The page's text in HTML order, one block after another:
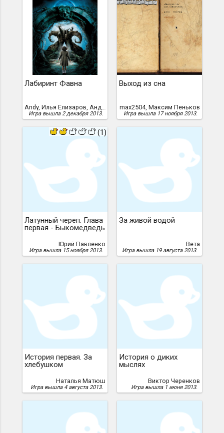
Лабиринт Фавна
Andy, Илья Елизаров, Андрей Репин
Игра вышла 2 декабря 2013.
Выход из сна
max2504, Максим Пеньков
Игра вышла 17 ноября 2013.
(1)
Латунный череп. Глава
первая - Быкомедведь
Юрий Павленко
Игра вышла 15 ноября 2013.
За живой водой
Вета
Игра вышла 19 августа 2013.
История первая. За
хлебушком
Наталья Матюш
Игра вышла 4 августа 2013.
История о диких
мыслях
Виктор Черенков
Игра вышла 1 июня 2013.